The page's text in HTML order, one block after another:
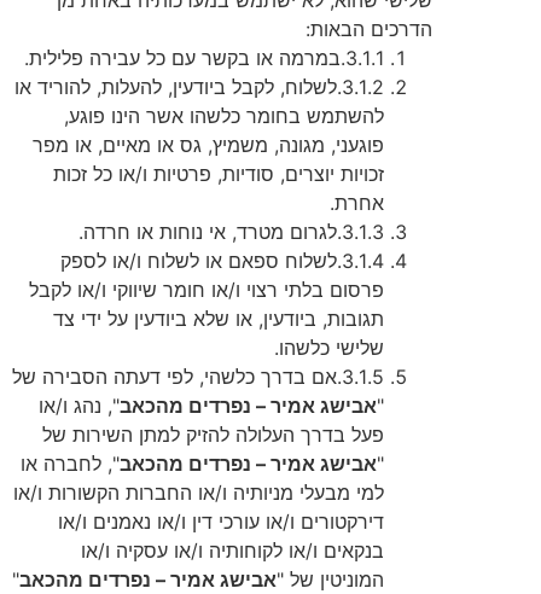
הדרכים הבאות:
3.1.1. במרמה או בקשר עם כל עבירה פלילית.
3.1.2. לשלוח, לקבל ביודעין, להעלות, להוריד או
להשתמש בחומר כלשהו אשר הינו פוגע,
פוגעני, מגונה, משמיץ, גס או מאיים, או מפר
זכויות יוצרים, סודיות, פרטיות ו/או כל זכות
אחרת.
3.1.3. לגרום מטרד, אי נוחות או חרדה.
3.1.4. לשלוח ספאם או לשלוח ו/או לספק
פרסום בלתי רצוי ו/או חומר שיווקי ו/או לקבל
תגובות, ביודעין, או שלא ביודעין על ידי צד
שלישי כלשהו.
3.1.5. אם בדרך כלשהי, לפי דעתה הסבירה של
"אבישג אמיר – נפרדים מהכאב", נהג ו/או
פעל בדרך העלולה להזיק למתן השירות של
"אבישג אמיר – נפרדים מהכאב", לחברה או
למי מבעלי מניותיה ו/או החברות הקשורות ו/או
דירקטורים ו/או עורכי דין ו/או נאמנים ו/או
בנקאים ו/או לקוחותיה ו/או עסקיה ו/או
המוניטין של "אבישג אמיר – נפרדים מהכאב"